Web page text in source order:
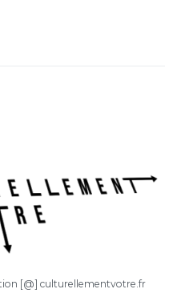
[@] culturellementvotre.fr